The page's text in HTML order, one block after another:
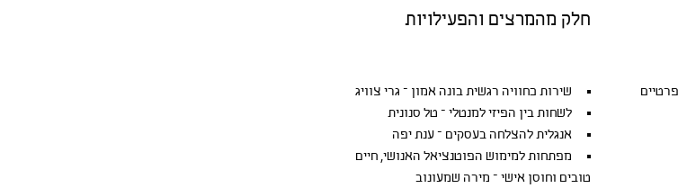
חלק מהמרצים והפעילויות
שירות כחוויה רגשית בונה אמון – גרי צוויג
לשחות בין הפיזי למנטלי – טל סנונית
אנגלית להצלחה בעסקים – ענת יפה
מפתחות למימוש הפוטנציאל האנושי, חיים
טובים וחוסן אישי – מירה שמעונוב